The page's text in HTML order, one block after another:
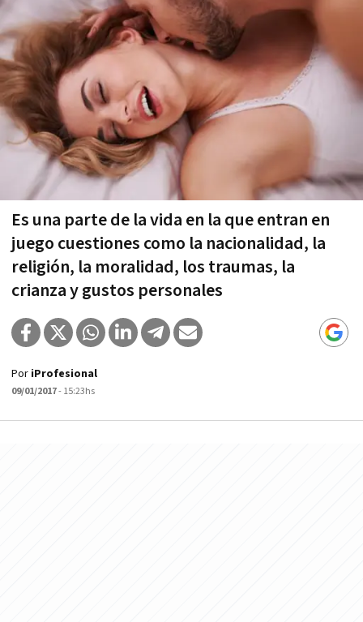
Es una parte de la vida en la que entran en
juego cuestiones como la nacionalidad, la
religión, la moralidad, los traumas, la
crianza y gustos personales
Por iProfesional
09/01/2017- 15:23hs